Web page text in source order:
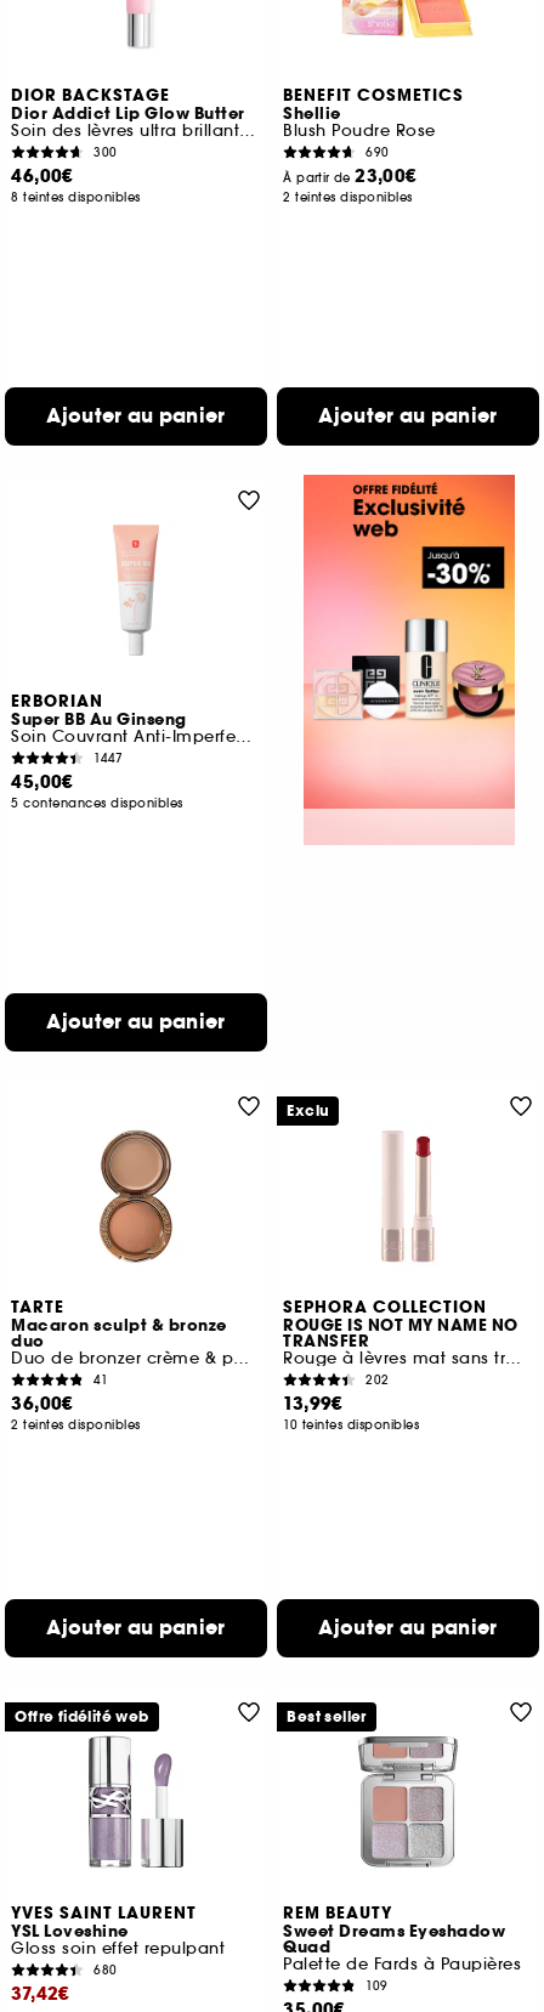
DIOR BACKSTAGE
Dior Addict Lip Glow Butter
Soin des lèvres ultra brillant, peptide + céramide
300
46,00€
8 teintes disponibles
Ajouter au panier
BENEFIT COSMETICS
Shellie
Blush Poudre Rose
690
À partir de23,00€
2 teintes disponibles
Ajouter au panier
ERBORIAN
Super BB Au Ginseng
Soin Couvrant Anti-Imperfections
1447
45,00€
5 contenances disponibles
Ajouter au panier
TARTE
Macaron sculpt & bronze
duo
Duo de bronzer crème & poudre
41
36,00€
2 teintes disponibles
Ajouter au panier
SEPHORA COLLECTION
ROUGE IS NOT MY NAME NO
TRANSFER
Rouge à lèvres mat sans transfert
202
13,99€
10 teintes disponibles
Ajouter au panier
Exclu
YVES SAINT LAURENT
YSL Loveshine
Gloss soin effet repulpant
680
37,42€
Offre fidélité web
REM BEAUTY
Sweet Dreams Eyeshadow
Quad
Palette de Fards à Paupières
109
Best seller